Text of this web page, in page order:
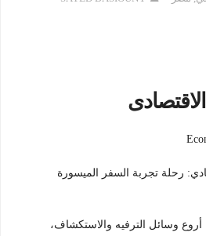
رحلة تجربة السفر الميسورة
أروع وسائل الترفيه والاستكشاف،